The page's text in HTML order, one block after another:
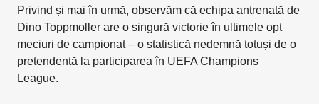
Privind și mai în urmă, observăm că echipa antrenată de
Dino Toppmoller are o singură victorie în ultimele opt
meciuri de campionat – o statistică nedemnă totuși de o
pretendentă la participarea în UEFA Champions
League.